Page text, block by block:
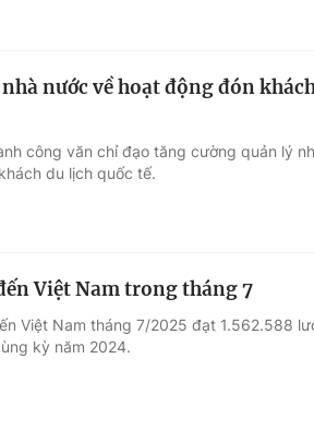
nước về hoạt động đón
công văn chỉ đạo tăng cường quản lý
du lịch quốc tế.
Việt Nam trong tháng 7
Việt Nam tháng 7/2025 đạt 1.562.588
kỳ năm 2024.